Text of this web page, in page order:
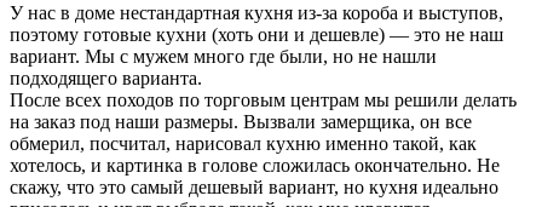
У нас в доме нестандартная кухня из-за короба и выступов,
поэтому готовые кухни (хоть они и дешевле) — это не наш
вариант. Мы с мужем много где были, но не нашли
подходящего варианта.
После всех походов по торговым центрам мы решили делать
на заказ под наши размеры. Вызвали замерщика, он все
обмерил, посчитал, нарисовал кухню именно такой, как
хотелось, и картинка в голове сложилась окончательно. Не
скажу, что это самый дешевый вариант, но кухня идеально